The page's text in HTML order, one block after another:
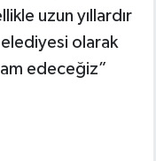
uzun yıllardır
olarak
edeceğiz”